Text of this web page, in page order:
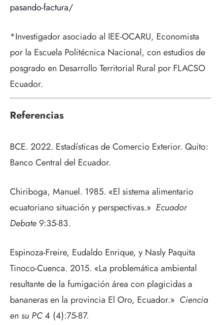
pasando-factura/
*Investigador asociado al IEE-OCARU, Economista
por la Escuela Politécnica Nacional, con estudios de
posgrado en Desarrollo Territorial Rural por FLACSO
Ecuador.
Referencias
BCE. 2022. Estadísticas de Comercio Exterior. Quito:
Banco Central del Ecuador.
Chiriboga, Manuel. 1985. «El sistema alimentario
ecuatoriano situación y perspectivas.» Ecuador
Debate 9:35-83.
Espinoza-Freire, Eudaldo Enrique, y Nasly Paquita
Tinoco-Cuenca. 2015. «La problemática ambiental
resultante de la fumigación área con plagicidas a
bananeras en la provincia El Oro, Ecuador.» Ciencia
en su PC4 (4):75-87.